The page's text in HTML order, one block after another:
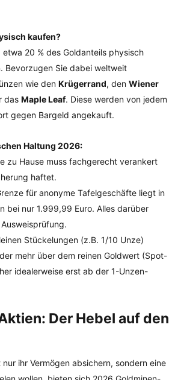
kaufen?
20 % des Goldanteils physisch
Bevorzugen Sie dabei weltweit
wie den Krügerrand, den Wiener
das Maple Leaf. Diese werden von jedem
gegen Bargeld angekauft.
Haltung 2026:
zu Hause muss fachgerecht verankert
haftet.
für anonyme Tafelgeschäfte liegt in
bei nur 1.999,99 Euro. Alles darüber
Stückelungen (z.B. 1/10 Unze)
mehr über dem reinen Goldwert (Spot-
idealerweise erst ab der 1-Unzen-
Der Hebel auf den
ihr Vermögen absichern, sondern eine